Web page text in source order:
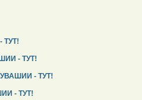
ТУТ!
- ТУТ!
- ТУТ!
- ТУТ!